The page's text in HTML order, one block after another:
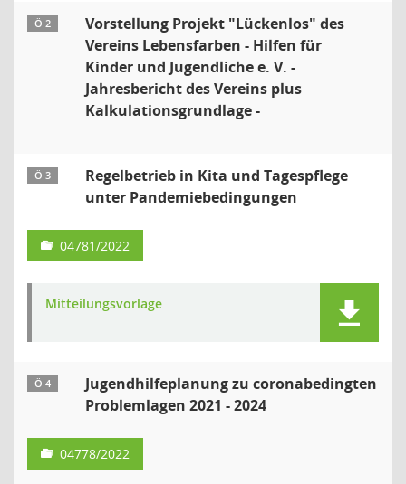
Ö 2
Vorstellung Projekt "Lückenlos" des
Vereins Lebensfarben - Hilfen für
Kinder und Jugendliche e. V. -
Jahresbericht des Vereins plus
Kalkulationsgrundlage -
Ö 3
Regelbetrieb in Kita und Tagespflege
unter Pandemiebedingungen
04781/2022
Mitteilungsvorlage
Ö 4
Jugendhilfeplanung zu coronabedingten
Problemlagen 2021 - 2024
04778/2022